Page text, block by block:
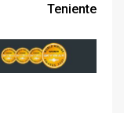
Teniente